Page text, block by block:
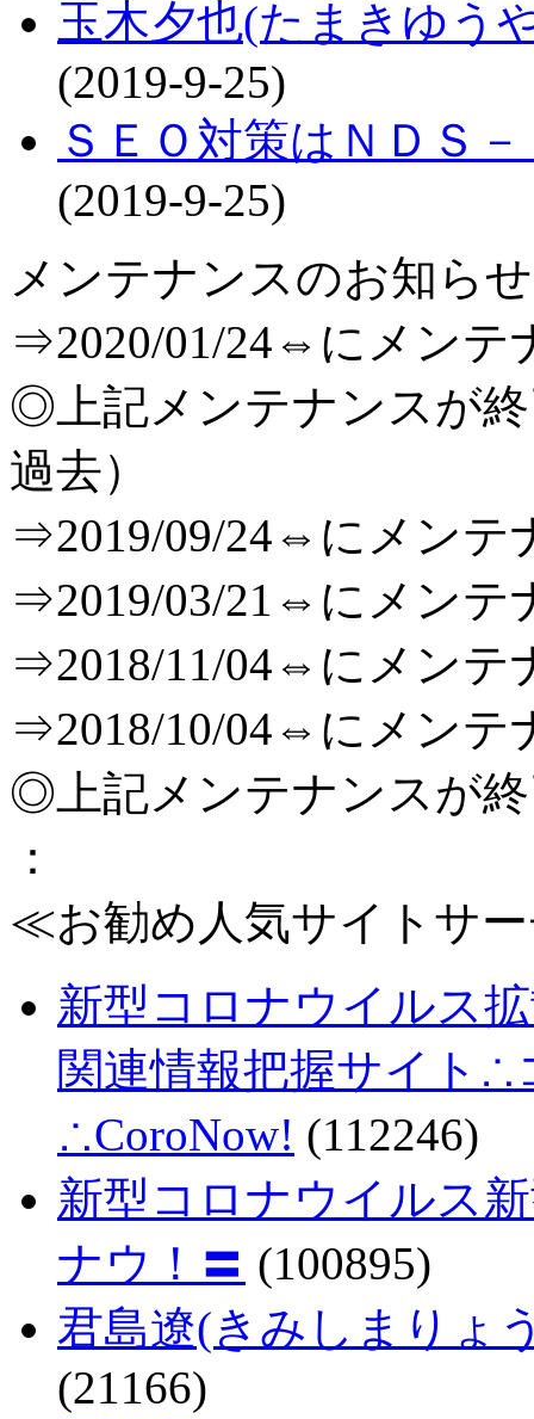
玉木夕也(たまきゆう
(2019-9-25)
ＳＥＯ対策はＮＤＳ
(2019-9-25)
メンテナンスのお知ら
⇒2020/01/24⇔にメンテ
◎上記メンテナンスが
過去）
⇒2019/09/24⇔にメンテ
⇒2019/03/21⇔にメンテ
⇒2018/11/04⇔にメンテ
⇒2018/10/04⇔にメンテ
◎上記メンテナンスが
：
≪お勧め人気サイトサ
新型コロナウイルス
関連情報把握サイト
∴CoroNow! (112246)
新型コロナウイルス
ナウ！〓 (100895)
君島遼(きみしまりょ
(21166)